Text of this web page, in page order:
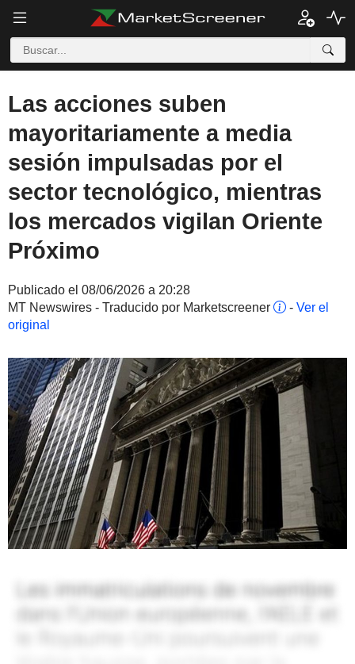
Las acciones suben
mayoritariamente a media
sesión impulsadas por el
sector tecnológico, mientras
los mercados vigilan Oriente
Próximo
Publicado el 08/06/2026 a 20:28
MT Newswires - Traducido por Marketscreener
- Ver el
original